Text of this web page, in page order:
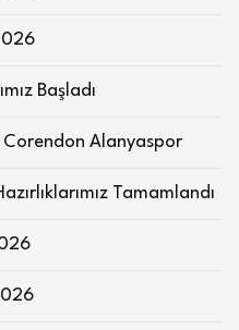
Başladı
Alanyaspor
Tamamlandı